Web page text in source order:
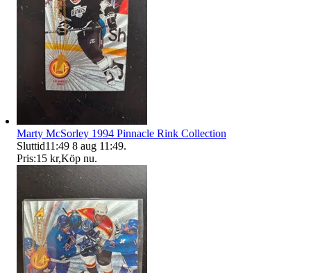
Marty McSorley 1994 Pinnacle Rink Collection
Sluttid11:49 8 aug 11:49.
Pris:15 kr,Köp nu.